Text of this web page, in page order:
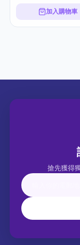
加入購物車
搶先獲得